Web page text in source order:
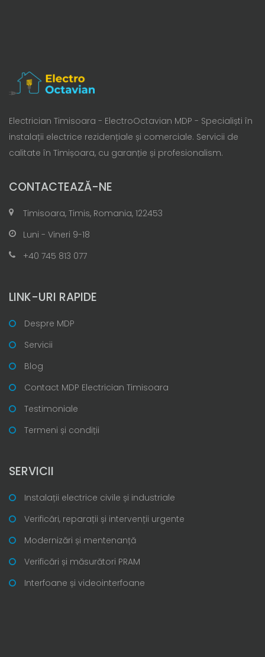
Electrician Timisoara - ElectroOctavian MDP - Specialiști în
instalații electrice rezidențiale și comerciale. Servicii de
calitate în Timișoara, cu garanție și profesionalism.
CONTACTEAZĂ-NE
Timisoara, Timis, Romania, 122453
Luni - Vineri 9-18
+40 745 813 077
LINK-URI RAPIDE
Despre MDP
Servicii
Blog
Contact MDP Electrician Timisoara
Testimoniale
Termeni și condiții
SERVICII
Instalații electrice civile și industriale
Verificări, reparații și intervenții urgente
Modernizări și mentenanță
Verificări și măsurători PRAM
Interfoane și videointerfoane